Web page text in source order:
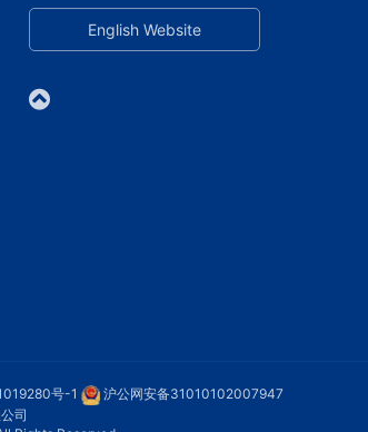
English Website
号-1
沪公网安备31010102007947
司